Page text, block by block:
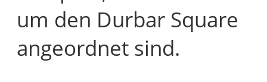
um den Durbar Square
angeordnet sind.